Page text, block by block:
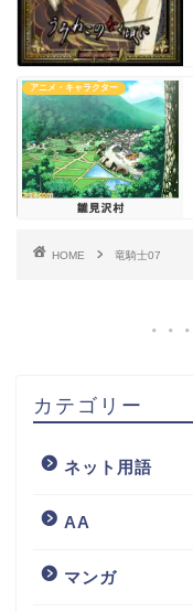
アニメ・キャラクター
HOME 竜騎士07
カテゴリー
ネット用語
AA
マンガ